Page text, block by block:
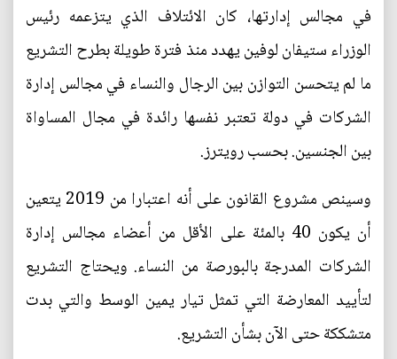
في مجالس إدارتها، كان الائتلاف الذي يتزعمه رئيس
الوزراء ستيفان لوفين يهدد منذ فترة طويلة بطرح التشريع
ما لم يتحسن التوازن بين الرجال والنساء في مجالس إدارة
الشركات في دولة تعتبر نفسها رائدة في مجال المساواة
بين الجنسين. بحسب رويترز.
وسينص مشروع القانون على أنه اعتبارا من 2019 يتعين
أن يكون 40 بالمئة على الأقل من أعضاء مجالس إدارة
الشركات المدرجة بالبورصة من النساء. ويحتاج التشريع
لتأييد المعارضة التي تمثل تيار يمين الوسط والتي بدت
متشككة حتى الآن بشأن التشريع.